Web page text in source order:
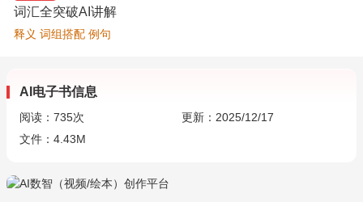
词汇全突破AI讲解
释义 词组搭配 例句
AI电子书信息
阅读： 735次
更新：2025/12/17
文件：4.43M